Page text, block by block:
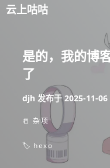
云上咕咕
是的，我的博
了
djh 发布于 2025-11-06
📒 杂项
🏷️ hexo